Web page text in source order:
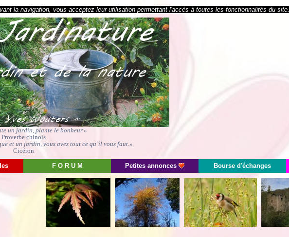
la navigation, vous acceptez leur utilisation permettant l'accès à toutes les fonctionnalités du site.
un jardin, plante le bonheur.»
Proverbe chinois
et un jardin, vous avez tout ce qu’il vous faut.»
Cicéron
F O R U M Petites annonces Bourse d'échanges